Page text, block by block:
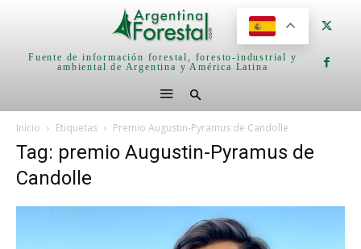
Fuente de información forestal, foresto-industrial y
ambiental de Argentina y América Latina
Inicio Etiquetas Premio Augustin-Pyramus de Candolle
Tag: premio Augustin-Pyramus de
Candolle